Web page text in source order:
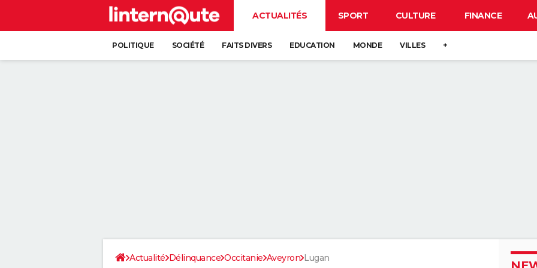
ACTUALITÉS SPORT CULTURE FINANCE
POLITIQUE SOCIÉTÉ FAITS DIVERS EDUCATION MONDE VILLES +
Actualité Délinquance Occitanie Aveyron Lugan